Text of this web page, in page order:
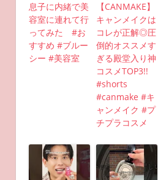
息子に内緒で美
容室に連れて行
ってみた #お
すすめ #ブルー
シー #美容室
【CANMAKE】
キャンメイクは
コレが正解◎圧
倒的オススメす
ぎる殿堂入り神
コスメTOP3!!
#shorts
#canmake #キ
ャンメイク #プ
チプラコスメ